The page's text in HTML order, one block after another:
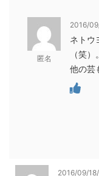
匿名
2016/
ネトウ
（笑）。
他の芸
2016/09/